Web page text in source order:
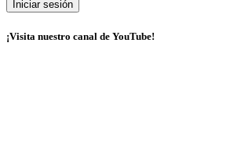
¡Visita nuestro canal de YouTube!